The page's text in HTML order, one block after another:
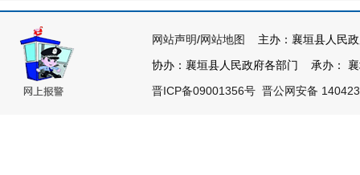
网站声明/网站地图
主办：襄垣县人民
协办：襄垣县人民政府各部门 承办：
晋ICP备09001356号 晋公网安备